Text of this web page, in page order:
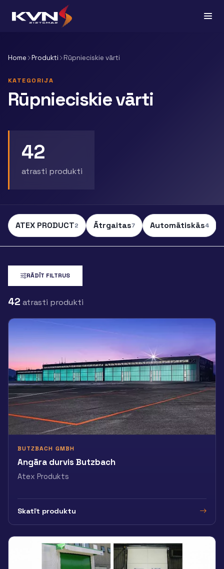
Home Produkti Rūpnieciskie vārti
KATEGORIJA
Rūpnieciskie vārti
42
atrasti produkti
ATEX PRODUCT2 Ātrgaitas7 Automātiskās4
RĀDĪT FILTRUS
42 atrasti produkti
BUTZBACH GMBH
Angāra durvis Butzbach
Atex Produkts
Skatīt produktu